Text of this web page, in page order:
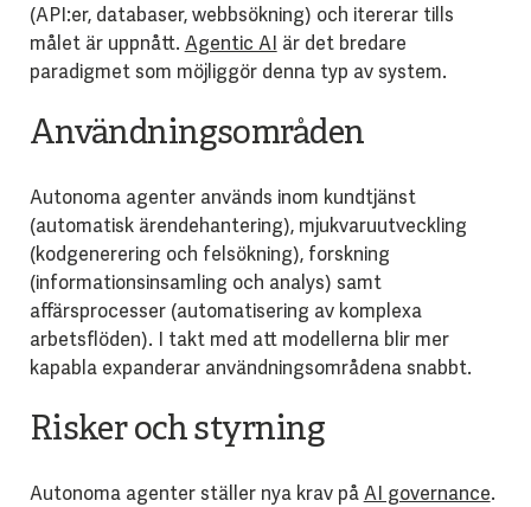
(API:er, databaser, webbsökning) och itererar tills
målet är uppnått. Agentic AI är det bredare
paradigmet som möjliggör denna typ av system.
Användningsområden
Autonoma agenter används inom kundtjänst
(automatisk ärendehantering), mjukvaruutveckling
(kodgenerering och felsökning), forskning
(informationsinsamling och analys) samt
affärsprocesser (automatisering av komplexa
arbetsflöden). I takt med att modellerna blir mer
kapabla expanderar användningsområdena snabbt.
Risker och styrning
Autonoma agenter ställer nya krav påAI governance.